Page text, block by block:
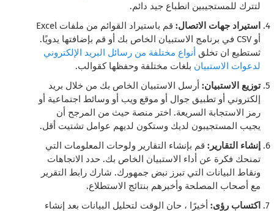
لتترك للمستجيبين انطباع جيد دائم.
استيراد جهات الاتصال:
قم باستيراد القوائم من ملفات Excel
أو CSV في برنامج الاستبيان الخاص بك أو قم بإضافتها يدويًا.
ثستطيع ان تخلق أنواع مختلفة من رسائل البريد الإلكتروني
لدعوات الاستبيان بلغات مختلفة وحفظها كقوالب.
توزيع الاستبيان: أرسل الاستبيان الخاص بك من خلال بريد
إلكتروني أو تطبيق جوال أو موقع ويب أو وسائط اجتماعية أو
رمز الاستجابة السريعة. اختر منصة حيث من المرجح أن
يجيب المستجيبون لديك وستكون لديهم عوامل تشتيت أقل.
إنشاء التقارير: قم بإنشاء التقارير ولوحات المعلومات التي
تمنحك فكرة عن أداء الاستبيان الخاص بك. حدد الاتجاهات
ونقاط البيانات التي تبرز نبض جمهورك. شارك رابط التقرير
مع أصحاب المصلحة وأخبرهم بنتائج الاستطلاع.
اكتساب رؤى: أخيرًا ، حان الوقت لتحليل البيانات بعد إنشاء